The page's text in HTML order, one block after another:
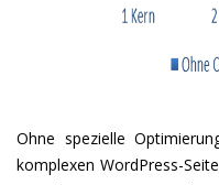
Ohne spezielle
komplexen WordPress-